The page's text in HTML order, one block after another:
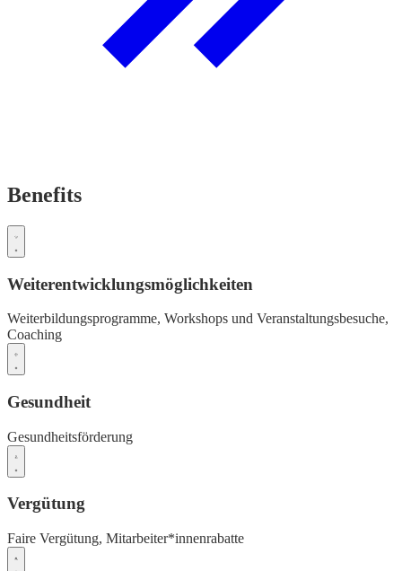
Benefits
Weiterentwicklungsmöglichkeiten
Weiterbildungsprogramme, Workshops und Veranstaltungsbesuche,
Coaching
Gesundheit
Gesundheitsförderung
Vergütung
Faire Vergütung, Mitarbeiter*innenrabatte